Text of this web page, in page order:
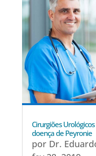
Cirurgiões
doença de Peyronie
por Dr.